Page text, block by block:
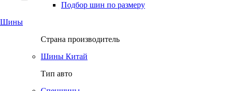
Подбор шин по размеру
Шины
Страна производитель
Шины Китай
Тип авто